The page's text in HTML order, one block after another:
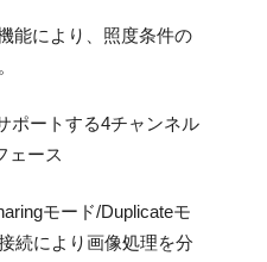
能により、照度条件の
ポートする4チャンネル
ェース
モード/Duplicateモ
続により画像処理を分